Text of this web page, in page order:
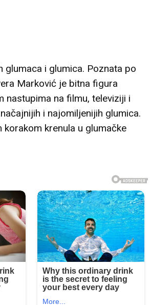
glumaca i glumica. Poznata po
Marković je bitna figura
nastupima na filmu, televiziji i
i najomiljenijih glumica.
krenula u glumačke